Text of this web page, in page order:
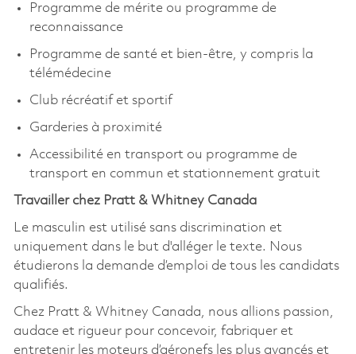
Programme de mérite ou programme de
reconnaissance
Programme de santé et bien-être, y compris la
télémédecine
Club récréatif et sportif
Garderies à proximité
Accessibilité en transport ou programme de
transport en commun et stationnement gratuit
Travailler chez Pratt & Whitney Canada
Le masculin est utilisé sans discrimination et
uniquement dans le but d'alléger le texte. Nous
étudierons la demande d’emploi de tous les candidats
qualifiés.
Chez Pratt & Whitney Canada, nous allions passion,
audace et rigueur pour concevoir, fabriquer et
entretenir les moteurs d’aéronefs les plus avancés et